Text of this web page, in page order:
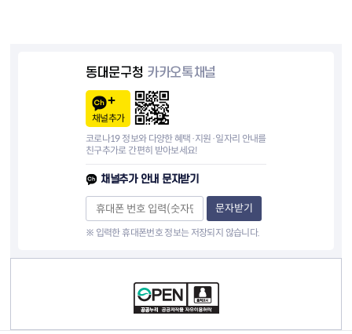
동대문구청 카카오톡채널
채널추가
코로나19 정보와 다양한 혜택·지원·일자리 안내를
친구추가로 간편히 받아보세요!
채널추가 안내 문자받기
문자받기
※ 입력한 휴대폰번호 정보는 저장되지 않습니다.